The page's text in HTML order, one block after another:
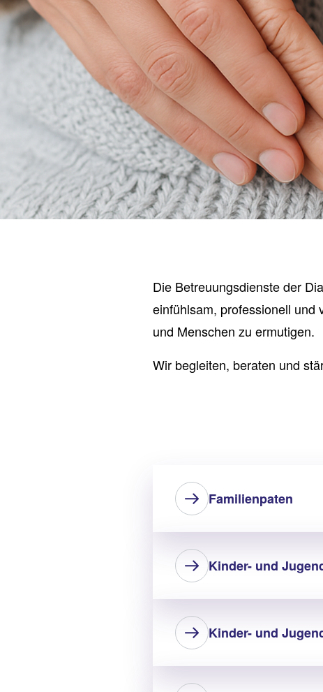
Die Betreuungsdienste der
einfühlsam, professionell und
und Menschen zu ermutigen.
Wir begleiten, beraten und
Familienpaten
Kinder- und
Kinder- und